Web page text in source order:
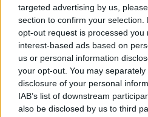
targeted advertising by us,
section to confirm your
opt-out request is processed you
interest-based ads based on
us or personal information
your opt-out. You may
disclosure of your personal
IAB’s list of downstream
also be disclosed by us to third
Eller logga in på ditt konto
Username or E-mail